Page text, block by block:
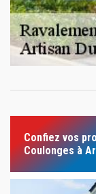
Confiez vos
Coulonges à